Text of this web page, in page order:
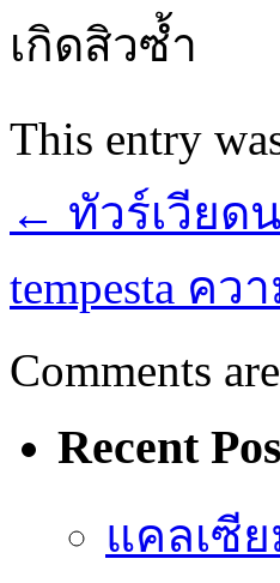
เกิดสิวซ้ำ
This entry
← ทัวร์เวียด
tempesta ค
Comments
Recent
แคลเซี